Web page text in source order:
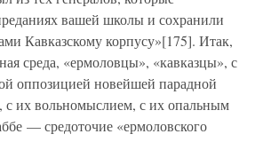
вашей школы и сохранили
Кавказскому корпусу»[175]. Итак,
среда, «ермоловцы», «кавказцы», с
оппозицией новейшей парадной
с их вольномыслием, с их опальным
— средоточие «ермоловского